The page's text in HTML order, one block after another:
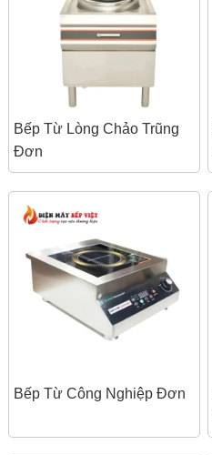
Bếp Từ Lòng Chảo Trũng
Đơn
Bếp Từ Công Nghiệp Đơn